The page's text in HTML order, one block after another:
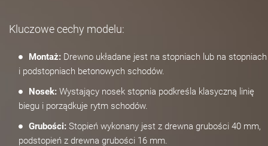
Kluczowe cechy modelu:
Montaż: Drewno układane jest na stopniach lub na stopniach
i podstopniach betonowych schodów.
Nosek: Wystający nosek stopnia podkreśla klasyczną linię
biegu i porządkuje rytm schodów.
Grubości: Stopień wykonany jest z drewna grubości 40 mm,
podstopień z drewna grubości 16 mm.